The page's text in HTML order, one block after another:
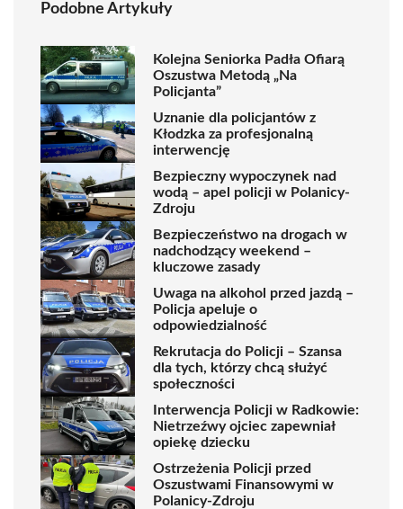
Podobne Artykuły
Kolejna Seniorka Padła Ofiarą
Oszustwa Metodą „Na
Policjanta”
Uznanie dla policjantów z
Kłodzka za profesjonalną
interwencję
Bezpieczny wypoczynek nad
wodą – apel policji w Polanicy-
Zdroju
Bezpieczeństwo na drogach w
nadchodzący weekend –
kluczowe zasady
Uwaga na alkohol przed jazdą –
Policja apeluje o
odpowiedzialność
Rekrutacja do Policji – Szansa
dla tych, którzy chcą służyć
społeczności
Interwencja Policji w Radkowie:
Nietrzeźwy ojciec zapewniał
opiekę dziecku
Ostrzeżenia Policji przed
Oszustwami Finansowymi w
Polanicy-Zdroju